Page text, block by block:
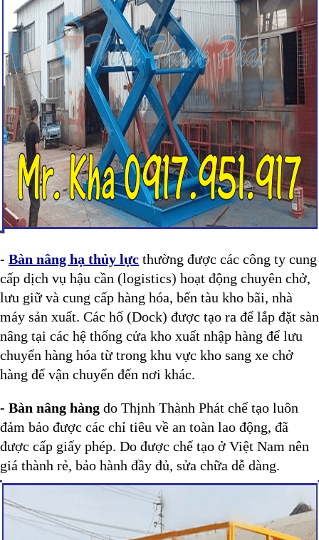
- Bàn nâng hạ thủy lực thường được các công ty cung
cấp dịch vụ hậu cần (logistics) hoạt động chuyên chở,
lưu giữ và cung cấp hàng hóa, bến tàu kho bãi, nhà
máy sản xuất. Các hố (Dock) được tạo ra để lắp đặt sàn
nâng tại các hệ thống cửa kho xuất nhập hàng để lưu
chuyển hàng hóa từ trong khu vực kho sang xe chở
hàng để vận chuyển đến nơi khác.
- Bàn nâng hàng do Thịnh Thành Phát chế tạo luôn
đảm bảo được các chỉ tiêu về an toàn lao động, đã
được cấp giấy phép. Do được chế tạo ở Việt Nam nên
giá thành rẻ, bảo hành đầy đủ, sửa chữa dễ dàng.